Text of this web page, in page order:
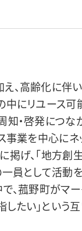
、高齢化に
中にリユース
・啓発につ
事業を中心に
げ、「地方創
員として活
、菰野町がマ
い」という